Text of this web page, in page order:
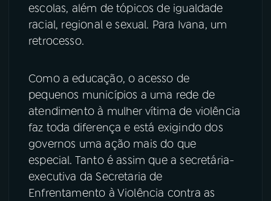
TikTok
escolas, além de tópicos de igualdade
racial, regional e sexual. Para Ivana, um
retrocesso.
Como a educação, o acesso de
pequenos municípios a uma rede de
atendimento à mulher vítima de violência
faz toda diferença e está exigindo dos
governos uma ação mais do que
especial. Tanto é assim que a secretária-
executiva da Secretaria de
Enfrentamento à Violência contra as